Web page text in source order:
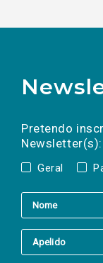
Pretendo
Newsletter(s):
Geral
a(s)
mail